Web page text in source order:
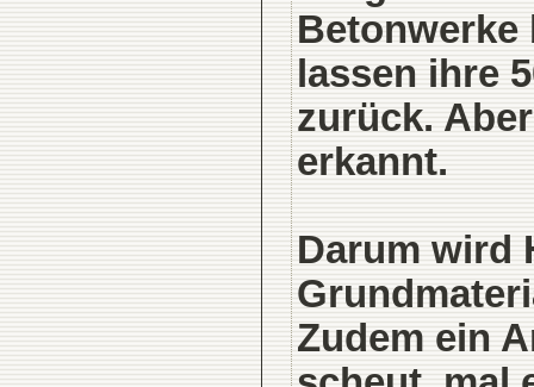
Betonwerke
lassen ihre
zurück.
erkannt.
Darum wird
Zudem ein